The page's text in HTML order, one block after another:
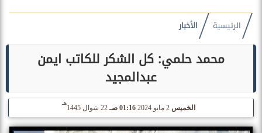
الرئيسية الأخبار
محمد حلمي: كل الشكر للكاتب ايمن
عبدالمجيد
الخميس 01:16 صـ 22 شوال 1445
هـ